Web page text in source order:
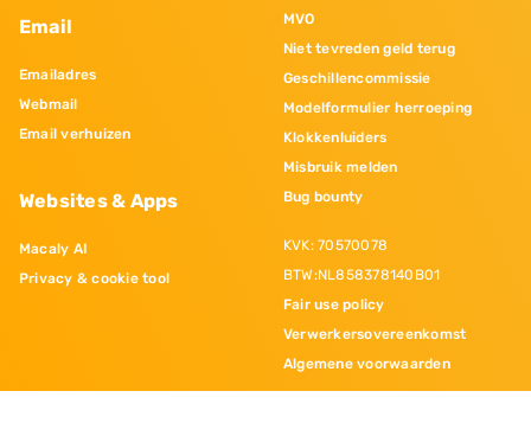
Email
Emailadres
Webmail
Email verhuizen
Websites & Apps
Macaly AI
Privacy & cookie tool
MVO
Niet tevreden geld terug
Geschillencommissie
Modelformulier herroeping
Klokkenluiders
Misbruik melden
Bug bounty
KVK: 70570078
BTW:NL858378140B01
Fair use policy
Verwerkersovereenkomst
Algemene voorwaarden